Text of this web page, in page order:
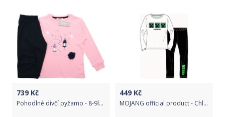
739 Kč
Pohodlné dívčí pyžamo - 8-9let/128-134/Růžovo- černá
449 Kč
MOJANG official product - Chlapecké / dětské bavlněné pyžamo Minecraft Creeper - bílé 128